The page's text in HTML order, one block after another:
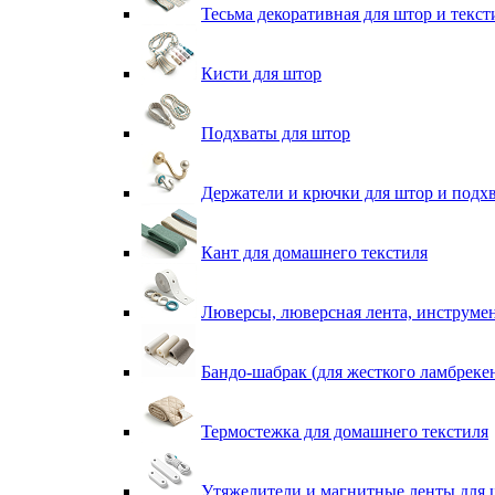
Тесьма декоративная для штор и
Кисти для штор
Подхваты для штор
Держатели и крючки для штор и
Кант для домашнего текстиля
Люверсы, люверсная лента,
Бандо-шабрак (для жесткого
Термостежка для домашнего текстиля
Утяжелители и магнитные ленты для